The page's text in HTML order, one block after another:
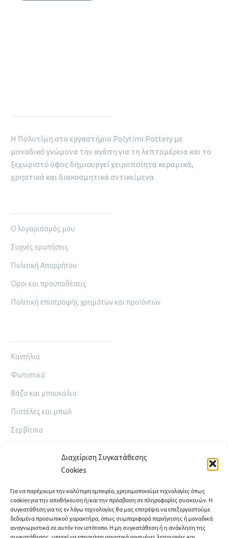
Διαχείριση Συγκατάθεσης
Cookies
Για να παρέχουμε την καλύτερη εμπειρία, χρησιμοποιούμε τεχνολογίες όπως
cookies για την αποθήκευση ή/και την πρόσβαση σε πληροφορίες συσκευών. Η
συγκατάθεση για τις εν λόγω τεχνολογίες θα μας επιτρέψει να επεξεργαστούμε
δεδομένα προσωπικού χαρακτήρα, όπως συμπεριφορά περιήγησης ή μοναδικά
αναγνωριστικά σε αυτόν τον ιστότοπο. Η μη συγκατάθεση ή η ανάκληση της
Η Πολυτίμη στο εργαστήριο Polytimi Pottery με
μοναδικό γνώμονα την αγάπη για τη λεπτομέρεια και το
ξεχωριστό ύφος δημιουργεί χειροποίητα κεραμικά,
χρηστικά και διακοσμητικά αντικείμενα.
Ο λογαριασμός μου
Συχνές ερωτήσεις
Πολιτική Απορρήτου
Όροι και προϋποθέσεις
Πολιτική επιστροφής χρημάτων και προϊόντων
Καντήλια
Φωτιστικά
Βάζα και μπουκάλια
Πιατέλες και μπωλ
Σερβίτσια
Ρακού
ΑΚΟΛΟΥΘΉΣΤΕ ΜΑΣ